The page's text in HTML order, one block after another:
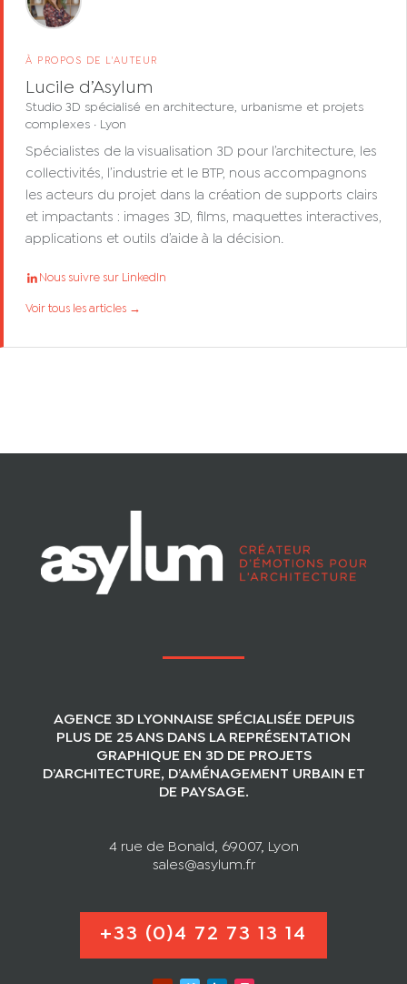
À PROPOS DE L'AUTEUR
Lucile d’Asylum
Studio 3D spécialisé en architecture, urbanisme et projets
complexes · Lyon
Spécialistes de la visualisation 3D pour l’architecture, les
collectivités, l’industrie et le BTP, nous accompagnons
les acteurs du projet dans la création de supports clairs
et impactants : images 3D, films, maquettes interactives,
applications et outils d’aide à la décision.
Nous suivre sur LinkedIn
Voir tous les articles →
AGENCE 3D LYONNAISE SPÉCIALISÉE DEPUIS
PLUS DE 25 ANS DANS LA REPRÉSENTATION
GRAPHIQUE EN 3D DE PROJETS
D’ARCHITECTURE, D’AMÉNAGEMENT URBAIN ET
DE PAYSAGE.
4 rue de Bonald, 69007, Lyon
sales@asylum.fr
+33 (0)4 72 73 13 14